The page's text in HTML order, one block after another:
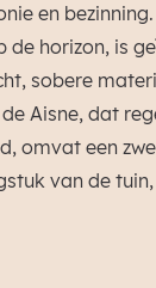
en
de horizon, is
sobere
Aisne, dat
omvat een
van de